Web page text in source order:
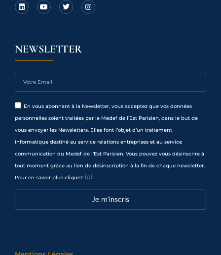
NEWSLETTER
En vous abonnant à la Newsletter, vous acceptez que vos données
personnelles soient traitées par le Medef de l’Est Parisien, dans le but de
vous envoyer les Newsletters. Elles font l’objet d’un traitement
informatique destiné au service relations entreprises et au service
communication du Medef de l’Est Parisien. Vous pouvez vous désinscrire à
tout moment grâce au lien de désinscription à la fin de chaque newsletter.
Pour en savoir plus cliquez ici.
Je m'inscris